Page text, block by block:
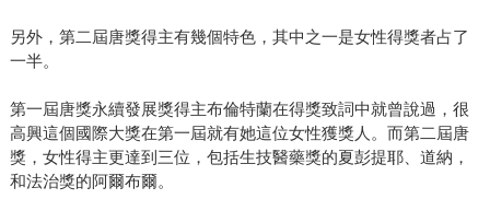
另外，第二屆唐獎得主有幾個特色，其中之一是女性得獎者占了
一半。
第一屆唐獎永續發展獎得主布倫特蘭在得獎致詞中就曾說過，很
高興這個國際大獎在第一屆就有她這位女性獲獎人。而第二屆唐
獎，女性得主更達到三位，包括生技醫藥獎的夏彭提耶、道納，
和法治獎的阿爾布爾。